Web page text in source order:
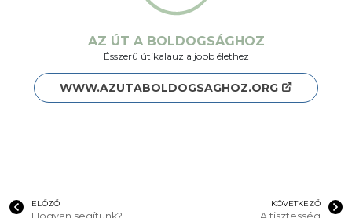
AZ ÚT A BOLDOGSÁGHOZ
Ésszerű útikalauz a jobb élethez
WWW.AZUTABOLDOGSAGHOZ.ORG
ELŐZŐ KÖVETKEZŐ